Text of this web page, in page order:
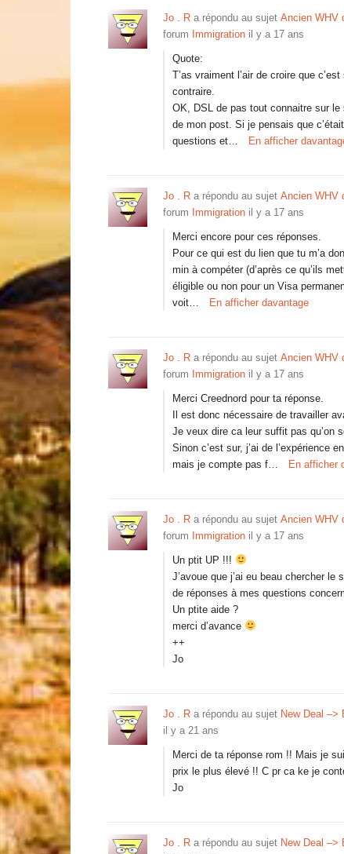
Jo . R a répondu au sujet Ancien WHV
forum Immigration il y a 17 ans
Quote:
T’as vraiment l’air de croire que
contraire.
OK, DSL de pas tout connaitre sur le
de mon post. Si je pensais que
questions et…
En afficher
Jo . R a répondu au sujet Ancien WHV
forum Immigration il y a 17 ans
Merci encore pour ces réponses.
Pour ce qui est du lien que tu m’a
min à compéter (d’après ce qu’ils
éligible ou non pour un Visa
voit…
En afficher davantage
Jo . R a répondu au sujet Ancien WHV
forum Immigration il y a 17 ans
Merci Creednord pour ta réponse.
Il est donc nécessaire de travailler
Je veux dire ca leur suffit pas qu’on
Sinon c’est sur, j’ai de l’expérience
mais je compte pas f…
En afficher
Jo . R a répondu au sujet Ancien WHV
forum Immigration il y a 17 ans
Un ptit UP !!!
J’avoue que j’ai eu beau chercher
de réponses à mes questions
Un ptite aide ?
merci d’avance
++
Jo
Jo . R a répondu au sujet New Deal –>
il y a 21 ans
Merci de ta réponse rom !! Mais je
prix le plus élevé !! C pr ca ke je
Jo
Jo . R a répondu au sujet New Deal –>